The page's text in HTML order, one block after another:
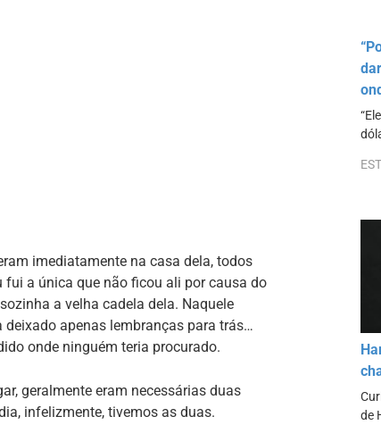
imediatamente na casa dela, todos
a única que não ficou ali por causa do
a velha cadela dela. Naquele
apenas lembranças para trás…
onde ninguém teria procurado.
geralmente eram necessárias duas
infelizmente, tivemos as duas.
de